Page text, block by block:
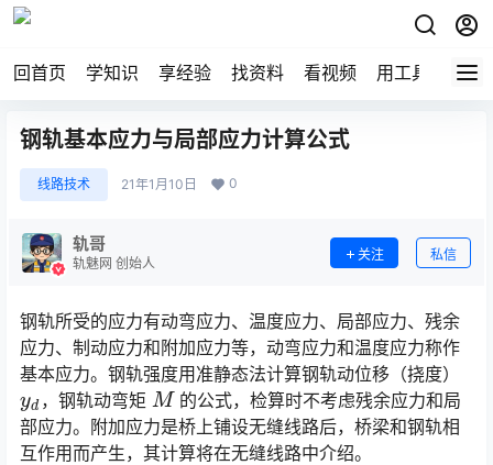
回首页 学知识 享经验 找资料 看视频 用工具 论技
钢轨基本应力与局部应力计算公式
线路技术 21年1月10日 0
轨哥
轨魅网 创始人
关注 私信
钢轨所受的应力有动弯应力、温度应力、局部应力、残余
应力、制动应力和附加应力等，动弯应力和温度应力称作
基本应力。钢轨强度用准静态法计算钢轨动位移（挠度）
yd，钢轨动弯矩 M 的公式，检算时不考虑残余应力和局
部应力。附加应力是桥上铺设无缝线路后，桥梁和钢轨相
互作用而产生，其计算将在无缝线路中介绍。󠅅󠅃󠄵󠅂󠄪󠇖󠆨󠆨󠇕󠆞󠆒󠅬󠇘󠆭󠆘󠇙󠆝󠅵󠇗󠆭󠆁󠄐󠇗󠅹󠅸󠇖󠆍󠅳󠇖󠅹󠅰󠇖󠆌󠅹